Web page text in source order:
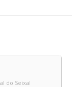
do Seixal